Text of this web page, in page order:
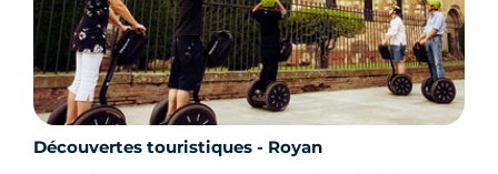
Découvertes touristiques - Royan